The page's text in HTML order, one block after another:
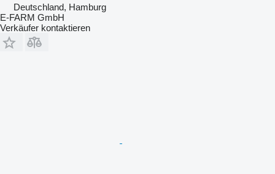
Deutschland, Hamburg
E-FARM GmbH
Verkäufer kontaktieren